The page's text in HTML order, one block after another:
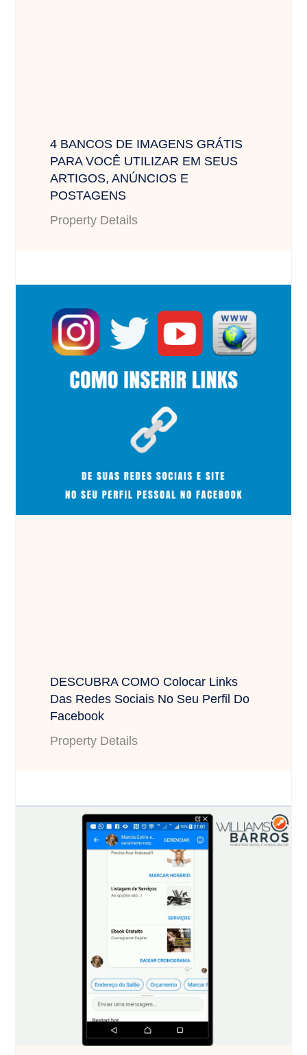
4 BANCOS DE IMAGENS GRÁTIS
PARA VOCÊ UTILIZAR EM SEUS
ARTIGOS, ANÚNCIOS E
POSTAGENS
Property Details
DESCUBRA COMO Colocar Links
Das Redes Sociais No Seu Perfil Do
Facebook
Property Details